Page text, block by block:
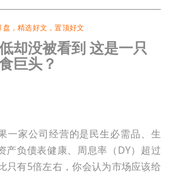
盘 ，精选好文 ，置顶好文
却没被看到 这是一只
巨头？
一家公司经营的是民生必需品、生
产负债表健康、周息率（DY）超过
只有5倍左右，你会认为市场应该给